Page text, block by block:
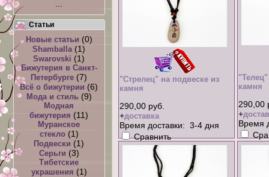
"Стрелец" на подвеске из
камня
290,00 руб.
+доставка
Время доставки: 3-4 дня
Сравнить
камня
290,00
+
Время
Статьи
Новые статьи (0)
Shamballa (1)
Swarovski (1)
Бижутерия в Санкт-
Петербурге (7)
Всё о бижутерии (6)
Мода и стиль(9)
Модная
бижутерия (11)
Муранское
стекло(1)
Подвески (1)
Серьги (3)
Тибетские
украшения (1)